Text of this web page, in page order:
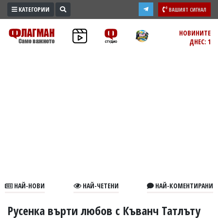
ПРОМО
ЗОНА
В
КАТЕГОРИИ ВАШИЯТ СИГНАЛ
НОВИНИТЕ
ДНЕС: 1
НАЙ-НОВИ НАЙ-ЧЕТЕНИ НАЙ-КОМЕНТИРАНИ
Русенка върти любов с Къванч Татлъту